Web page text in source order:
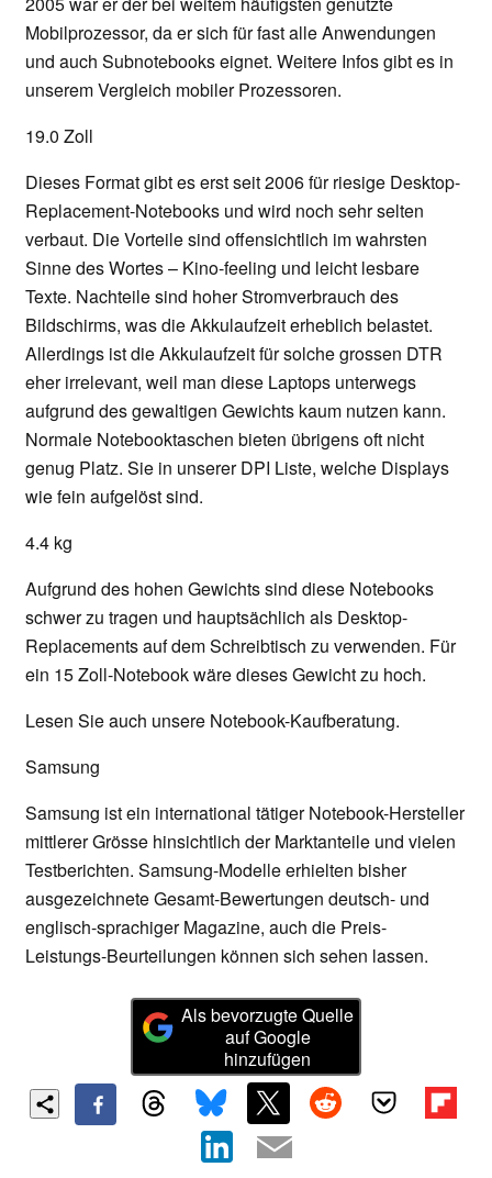
Mobilprozessor, da er sich für fast alle Anwendungen
und auch Subnotebooks eignet. Weitere Infos gibt es in
unserem Vergleich mobiler Prozessoren.
19.0 Zoll
Dieses Format gibt es erst seit 2006 für riesige Desktop-
Replacement-Notebooks und wird noch sehr selten
verbaut. Die Vorteile sind offensichtlich im wahrsten
Sinne des Wortes – Kino-feeling und leicht lesbare
Texte. Nachteile sind hoher Stromverbrauch des
Bildschirms, was die Akkulaufzeit erheblich belastet.
Allerdings ist die Akkulaufzeit für solche grossen DTR
eher irrelevant, weil man diese Laptops unterwegs
aufgrund des gewaltigen Gewichts kaum nutzen kann.
Normale Notebooktaschen bieten übrigens oft nicht
genug Platz. Sie in unserer DPI Liste, welche Displays
wie fein aufgelöst sind.
4.4 kg
Aufgrund des hohen Gewichts sind diese Notebooks
schwer zu tragen und hauptsächlich als Desktop-
Replacements auf dem Schreibtisch zu verwenden. Für
ein 15 Zoll-Notebook wäre dieses Gewicht zu hoch.
Lesen Sie auch unsere Notebook-Kaufberatung.
Samsung
Samsung ist ein international tätiger Notebook-Hersteller
mittlerer Grösse hinsichtlich der Marktanteile und vielen
Testberichten. Samsung-Modelle erhielten bisher
ausgezeichnete Gesamt-Bewertungen deutsch- und
englisch-sprachiger Magazine, auch die Preis-
Leistungs-Beurteilungen können sich sehen lassen.
Als bevorzugte Quelle
auf Google
hinzufügen